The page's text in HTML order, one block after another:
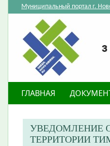
Муниципальный портал г.
ГЛАВНАЯ
​УВЕДОМЛЕНИЕ
ТЕРРИТОРИИ